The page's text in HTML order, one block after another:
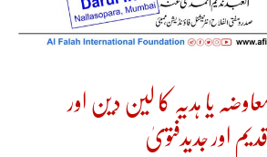
یا ہدیہ کا لین دین اور
قدیم اور جدیدفتویٰ